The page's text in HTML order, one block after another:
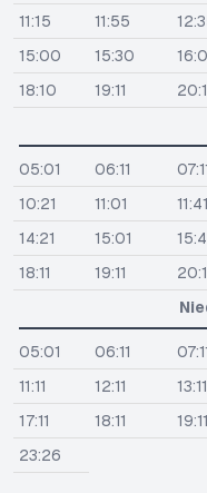
11:15
11:55
15:00
15:30
18:10
19:11
05:01 06:11
10:21
11:01 11:41
14:21
15:01
18:11
19:11
05:01 06:11
11:11
12:11 13:11
17:11
18:11 19:11
23:26